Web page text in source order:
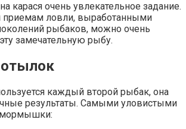
карася очень увлекательное задание.
приемам ловли, выработанными
рыбаков, можно очень
замечательную рыбу.
каждый второй рыбак, она
результаты. Самыми уловистыми
мормышки: